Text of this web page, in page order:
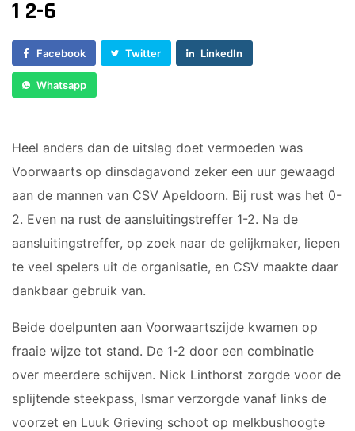
Veteranen
35/45 Plus
JO14-1
JO14-2
JO14-3
JO15-1
JO15-2
JO17-4
JO17-1
JO17-2
JO17-3
JO17-5
Ledenshop
1 2-6
Facebook Twitter LinkedIn
Whatsapp
Heel anders dan de uitslag doet vermoeden was
Voorwaarts op dinsdagavond zeker een uur gewaagd
aan de mannen van CSV Apeldoorn. Bij rust was het 0-
2. Even na rust de aansluitingstreffer 1-2. Na de
aansluitingstreffer, op zoek naar de gelijkmaker, liepen
te veel spelers uit de organisatie, en CSV maakte daar
dankbaar gebruik van.
Beide doelpunten aan Voorwaartszijde kwamen op
fraaie wijze tot stand. De 1-2 door een combinatie
over meerdere schijven. Nick Linthorst zorgde voor de
splijtende steekpass, Ismar verzorgde vanaf links de
voorzet en Luuk Grieving schoot op melkbushoogte